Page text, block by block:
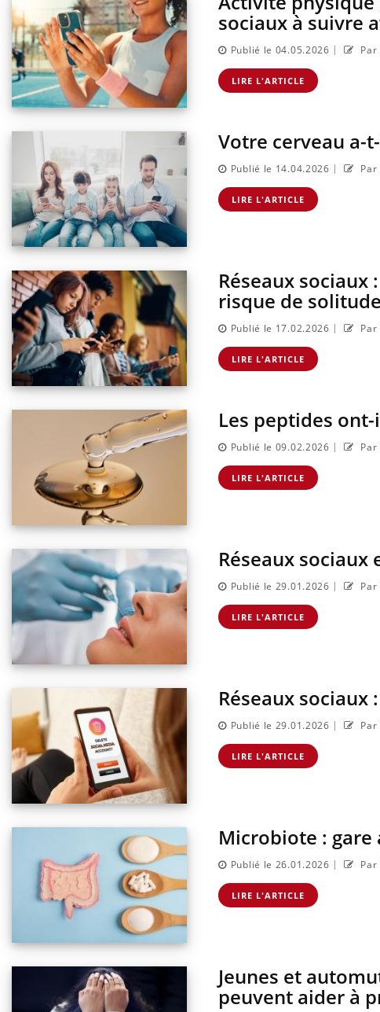
sociaux à suivre
Publié le 04.05.2026 | Par
LIRE L'ARTICLE
Votre cerveau a-
Publié le 14.04.2026 | Par
LIRE L'ARTICLE
Réseaux sociaux
risque de solitude
Publié le 17.02.2026 | Par
LIRE L'ARTICLE
Les peptides
Publié le 09.02.2026 | Par
LIRE L'ARTICLE
Réseaux
Publié le 29.01.2026 | Par
LIRE L'ARTICLE
Réseaux sociaux
Publié le 29.01.2026 |
LIRE L'ARTICLE
Microbiote : gare
Publié le 26.01.2026 | Par
LIRE L'ARTICLE
Jeunes et
peuvent aider à
sur la